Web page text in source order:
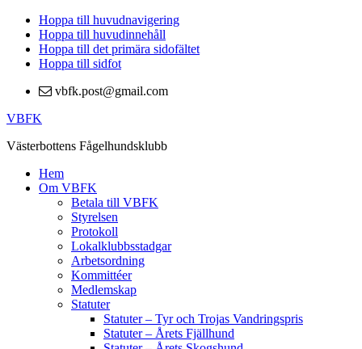
Hoppa till huvudnavigering
Hoppa till huvudinnehåll
Hoppa till det primära sidofältet
Hoppa till sidfot
vbfk.post@gmail.com
VBFK
Västerbottens Fågelhundsklubb
Hem
Om VBFK
Betala till VBFK
Styrelsen
Protokoll
Lokalklubbsstadgar
Arbetsordning
Kommittéer
Medlemskap
Statuter
Statuter – Tyr och Trojas Vandringspris
Statuter – Årets Fjällhund